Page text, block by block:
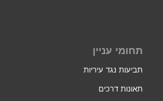
תחומי עניין
תביעות נגד עיריות
תאונות דרכים